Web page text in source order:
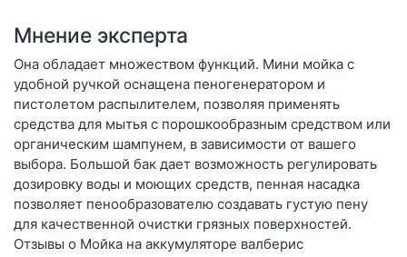
Мнение эксперта
Она обладает множеством функций. Мини мойка с
удобной ручкой оснащена пеногенератором и
пистолетом распылителем, позволяя применять
средства для мытья с порошкообразным средством или
органическим шампунем, в зависимости от вашего
выбора. Большой бак дает возможность регулировать
дозировку воды и моющих средств, пенная насадка
позволяет пенообразователю создавать густую пену
для качественной очистки грязных поверхностей.
Отзывы о Мойка на аккумуляторе валберис